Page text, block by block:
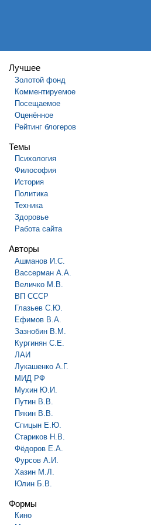
Лучшее
Золотой фонд
Комментируемое
Посещаемое
Оценённое
Рейтинг блогеров
Темы
Психология
Философия
История
Политика
Техника
Здоровье
Работа сайта
Авторы
Ашманов И.С.
Вассерман А.А.
Величко М.В.
ВП СССР
Глазьев С.Ю.
Ефимов В.А.
Зазнобин В.М.
Кургинян С.Е.
ЛАИ
Лукашенко А.Г.
МИД РФ
Мухин Ю.И.
Путин В.В.
Пякин В.В.
Спицын Е.Ю.
Стариков Н.В.
Фёдоров Е.А.
Фурсов А.И.
Хазин М.Л.
Юлин Б.В.
Формы
Кино